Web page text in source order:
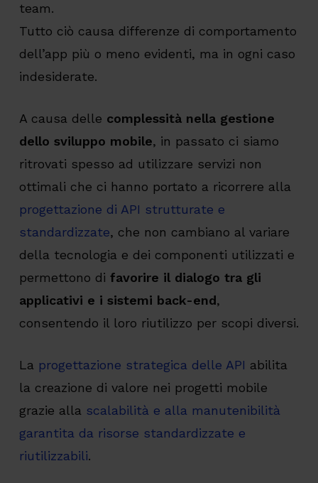
team.
Tutto ciò causa differenze di comportamento
dell’app più o meno evidenti, ma in ogni caso
indesiderate.
A causa delle complessità nella gestione
dello sviluppo mobile, in passato ci siamo
ritrovati spesso ad utilizzare servizi non
ottimali che ci hanno portato a ricorrere alla
progettazione di API strutturate e
standardizzate, che non cambiano al variare
della tecnologia e dei componenti utilizzati e
permettono di favorire il dialogo tra gli
applicativi e i sistemi back-end,
consentendo il loro riutilizzo per scopi diversi.
La progettazione strategica delle API abilita
la creazione di valore nei progetti mobile
grazie alla scalabilità e alla manutenibilità
garantita da risorse standardizzate e
riutilizzabili.